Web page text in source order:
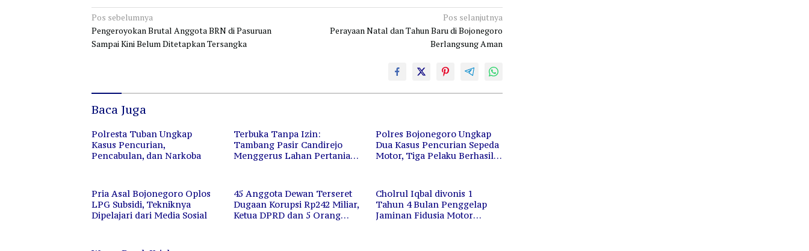
Navigasi
pos
Pos sebelumnya
Pengeroyokan Brutal Anggota BRN di Pasuruan
Sampai Kini Belum Ditetapkan Tersangka
Pos selanjutnya
Perayaan Natal dan Tahun Baru di Bojonegoro
Berlangsung Aman
Baca Juga
Polresta Tuban Ungkap
Kasus Pencurian,
Pencabulan, dan Narkoba
Terbuka Tanpa Izin:
Tambang Pasir Candirejo
Menggerus Lahan Pertanian,
Polres Bojonegoro Ungkap
Dua Kasus Pencurian Sepeda
Motor, Tiga Pelaku Berhasil
Pria Asal Bojonegoro Oplos
LPG Subsidi, Tekniknya
Dipelajari dari Media Sosial
45 Anggota Dewan Terseret
Dugaan Korupsi Rp242 Miliar,
Ketua DPRD dan 5 Orang
Cholrul Iqbal divonis 1
Tahun 4 Bulan Penggelap
Jaminan Fidusia Motor